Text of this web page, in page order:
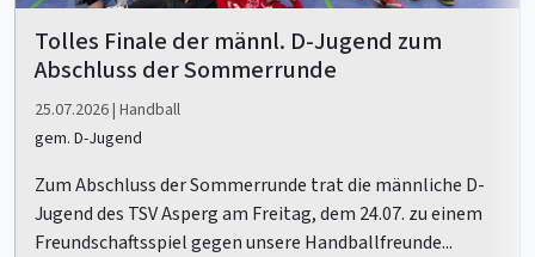
Tolles Finale der männl. D-Jugend zum
Abschluss der Sommerrunde
25.07.2026 | Handball
gem. D-Jugend
Zum Abschluss der Sommerrunde trat die männliche D-
Jugend des TSV Asperg am Freitag, dem 24.07. zu einem
Freundschaftsspiel gegen unsere Handballfreunde...